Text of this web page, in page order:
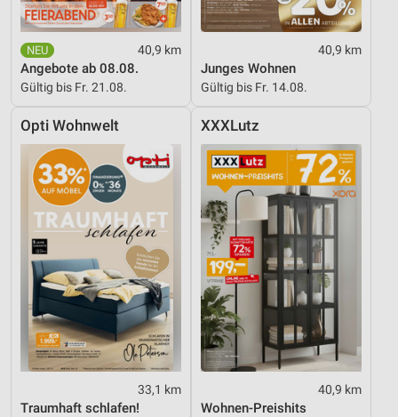
40,9 km
Angebote ab 08.08.
Gültig bis Fr. 21.08.
40,9 km
Junges Wohnen
Gültig bis Fr. 14.08.
Opti Wohnwelt
33,1 km
Traumhaft schlafen!
XXXLutz
40,9 km
Wohnen-Preishits
Werbung